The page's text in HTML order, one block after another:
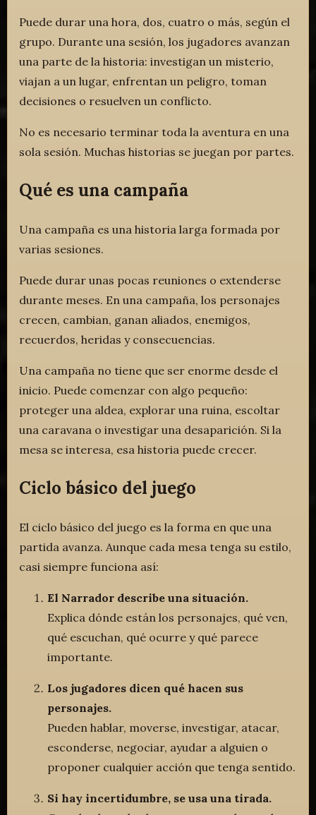
Puede durar una hora, dos, cuatro o más, según el
grupo. Durante una sesión, los jugadores avanzan
una parte de la historia: investigan un misterio,
viajan a un lugar, enfrentan un peligro, toman
decisiones o resuelven un conflicto.
No es necesario terminar toda la aventura en una
sola sesión. Muchas historias se juegan por partes.
Qué es una campaña
Una campaña es una historia larga formada por
varias sesiones.
Puede durar unas pocas reuniones o extenderse
durante meses. En una campaña, los personajes
crecen, cambian, ganan aliados, enemigos,
recuerdos, heridas y consecuencias.
Una campaña no tiene que ser enorme desde el
inicio. Puede comenzar con algo pequeño:
proteger una aldea, explorar una ruina, escoltar
una caravana o investigar una desaparición. Si la
mesa se interesa, esa historia puede crecer.
Ciclo básico del juego
El ciclo básico del juego es la forma en que una
partida avanza. Aunque cada mesa tenga su estilo,
casi siempre funciona así:
El Narrador describe una situación.
Explica dónde están los personajes, qué ven,
qué escuchan, qué ocurre y qué parece
importante.
Los jugadores dicen qué hacen sus
personajes.
Pueden hablar, moverse, investigar, atacar,
esconderse, negociar, ayudar a alguien o
proponer cualquier acción que tenga sentido.
Si hay incertidumbre, se usa una tirada.